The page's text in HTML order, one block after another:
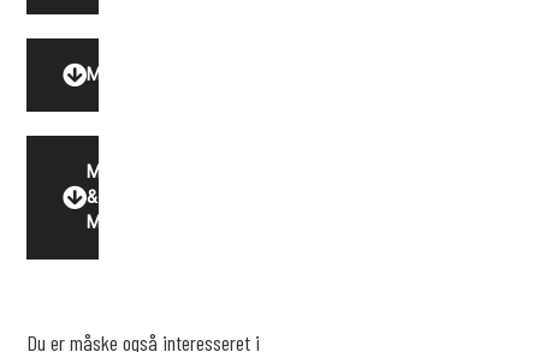
Model
Motor
&
Miljø
Du er måske også interesseret i